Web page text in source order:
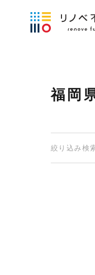
福岡
絞り込み検